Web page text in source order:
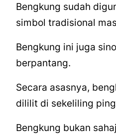
Bengkung sudah
simbol tradisional
Bengkung ini juga
berpantang.
Secara asasnya,
dililit di sekeliling
Bengkung bukan